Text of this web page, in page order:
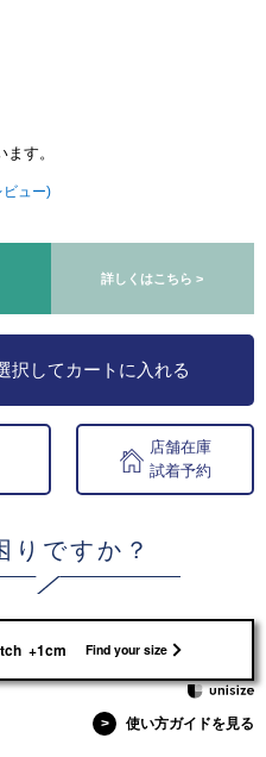
す。
ビュー)
詳しくはこちら >
択してカートに入れる
店舗在庫
試着予約
りですか？
+1cm Find your size
> 使い方ガイドを見る